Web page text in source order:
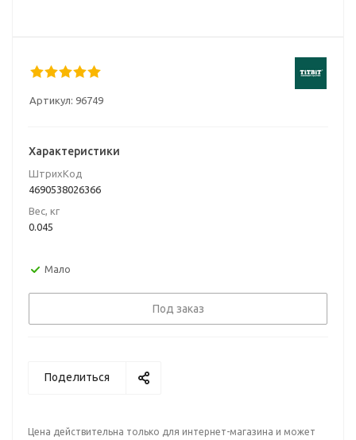
Артикул: 96749
Характеристики
ШтрихКод
4690538026366
Вес, кг
0.045
Мало
Под заказ
Поделиться
Цена действительна только для интернет-магазина и может